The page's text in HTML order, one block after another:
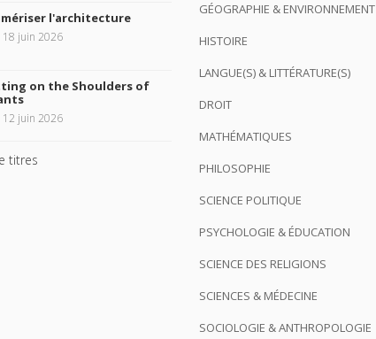
l'architecture
18 juin 2026
on the Shoulders of
12 juin 2026
titres
GÉOGRAPHIE & ENVIRONNEMENT
HISTOIRE
LANGUE(S) & LITTÉRATURE(S)
DROIT
MATHÉMATIQUES
PHILOSOPHIE
SCIENCE POLITIQUE
PSYCHOLOGIE & ÉDUCATION
SCIENCE DES RELIGIONS
SCIENCES & MÉDECINE
SOCIOLOGIE & ANTHROPOLOGIE